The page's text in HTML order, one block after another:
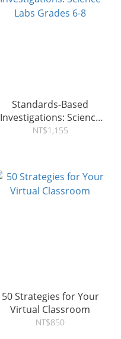
Standards-Based
Investigations: Science
Labs Grades 6-8
NT$1,155
50 Strategies for Your
Virtual Classroom
NT$850